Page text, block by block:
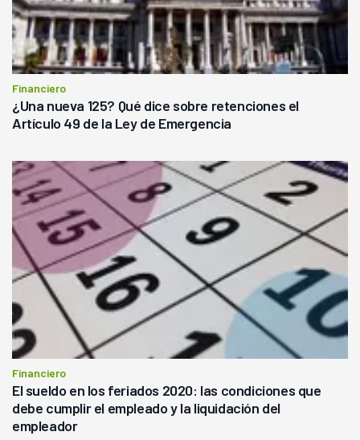
Financiero
¿Una nueva 125? Qué dice sobre retenciones el
Artículo 49 de la Ley de Emergencia
Financiero
El sueldo en los feriados 2020: las condiciones que
debe cumplir el empleado y la liquidación del
empleador